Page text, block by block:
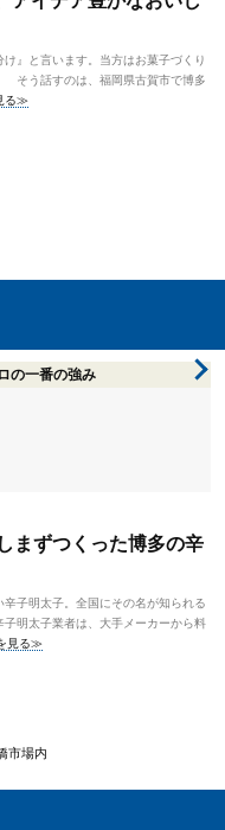
』と言います。当方はお菓子づくり
そう話すのは、福岡県古賀市で博多
る≫
の一番の強み
まずつくった博多の辛
子明太子。全国にその名が知られる
明太子業者は、大手メーカーから料
見る≫
市場内